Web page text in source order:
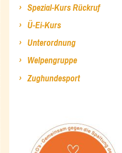
Spezial-Kurs Rückruf
Ü-Ei-Kurs
Unterordnung
Welpengruppe
Zughundesport